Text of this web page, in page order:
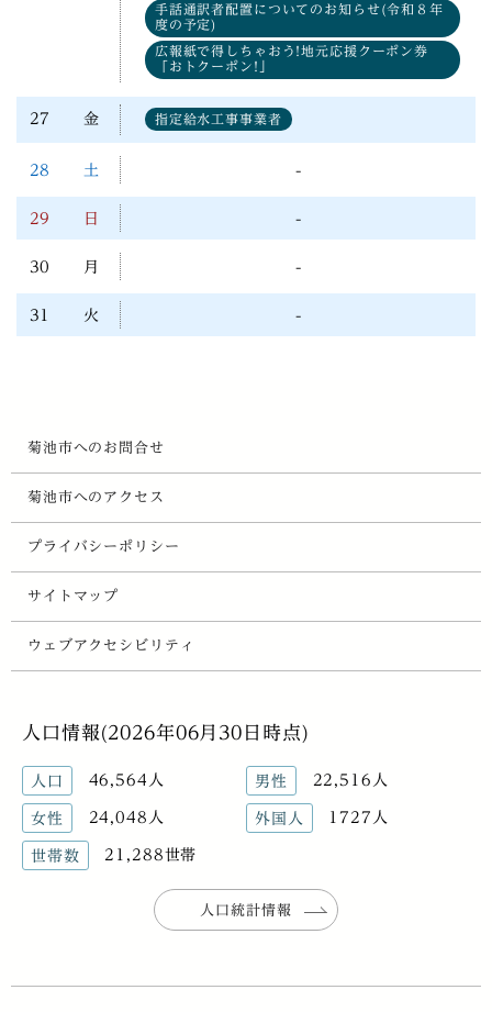
手話通訳者配置についてのお知らせ(令和８年
度の予定)
広報紙で得しちゃおう!地元応援クーポン券
「おトクーポン!」
27 金 指定給水工事事業者
28 土 -
29 日 -
30 月 -
31 火 -
菊池市へのお問合せ
菊池市へのアクセス
プライバシーポリシー
サイトマップ
ウェブアクセシビリティ
人口情報(2026年06月30日時点)
人口 46,564人 男性 22,516人
女性 24,048人 外国人 1727人
世帯数 21,288世帯
人口統計情報